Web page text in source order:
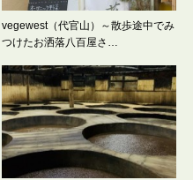
vegewest（代官山）～散歩途中でみ
つけたお洒落八百屋さ…